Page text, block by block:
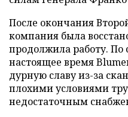
После окончания
компания была
продолжила работу. По
настоящее время
дурную славу из-за
плохими условиями
недостаточным